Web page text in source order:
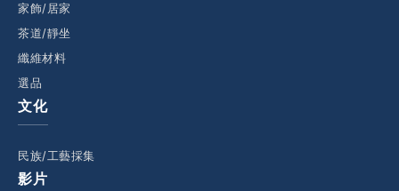
家飾/居家
茶道/靜坐
纖維材料
選品
文化
民族/工藝採集
影片